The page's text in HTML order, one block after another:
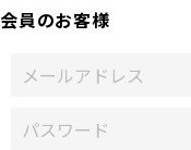
会員のお客様